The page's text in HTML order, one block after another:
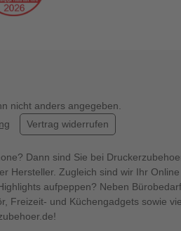
nicht anders angegeben.
Vertrag widerrufen
Dann sind Sie bei
Hersteller. Zugleich sind wir Ihr
aufpeppen? Neben
Freizeit- und Küchengadgets sowie